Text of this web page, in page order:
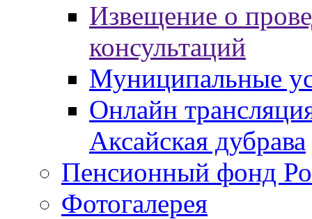
Извещение о
консультаций
Муниципальные
Онлайн
Аксайская дубрава
Пенсионный фонд
Фотогалерея